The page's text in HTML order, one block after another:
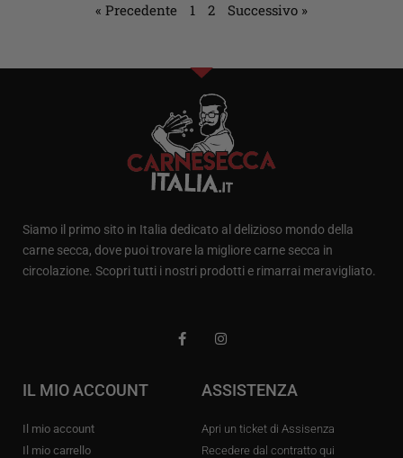
« Precedente 1 2 Successivo »
Siamo il primo sito in Italia dedicato al delizioso mondo della
carne secca, dove puoi trovare la migliore carne secca in
circolazione. Scopri tutti i nostri prodotti e rimarrai meravigliato.
IL MIO ACCOUNT
Il mio account
Il mio carrello
ASSISTENZA
Apri un ticket di Assisenza
Recedere dal contratto qui